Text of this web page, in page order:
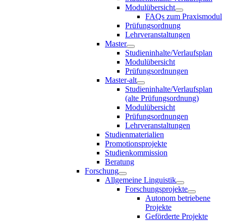
Modulübersicht
FAQs zum Praxismodul
Prüfungsordnung
Lehrveranstaltungen
Master
Studieninhalte/Verlaufsplan
Modulübersicht
Prüfungsordnungen
Master-alt
Studieninhalte/Verlaufsplan
(alte Prüfungsordnung)
Modulübersicht
Prüfungsordnungen
Lehrveranstaltungen
Studienmaterialien
Promotionsprojekte
Studienkommission
Beratung
Forschung
Allgemeine Linguistik
Forschungsprojekte
Autonom betriebene
Projekte
Geförderte Projekte